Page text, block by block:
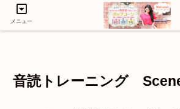
音読トレーニング
メニュー